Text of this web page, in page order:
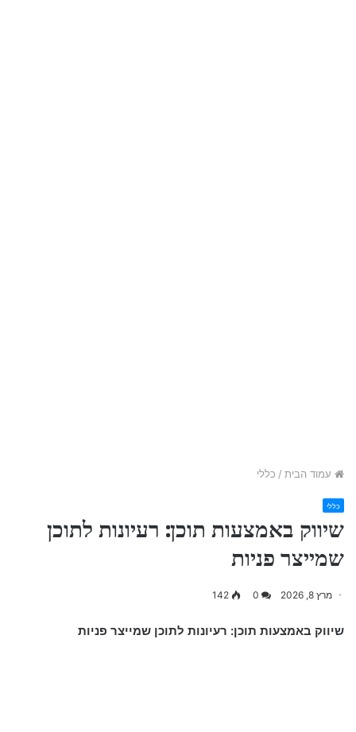
עמוד הבית / כללי
כללי
שיווק באמצעות תוכן: רעיונות לתוכן
שמייצר פניות
מרץ 8, 2026 0
142
שיווק באמצעות תוכן: רעיונות לתוכן שמייצר פניות